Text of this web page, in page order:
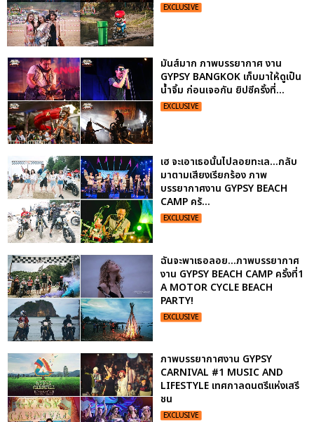
EXCLUSIVE
มันส์มาก ภาพบรรยากาศ งาน
GYPSY BANGKOK เก็บมาให้ดูเป็น
น้ำจิ้ม ก่อนเจอกัน ยิปซีครั้งที่...
EXCLUSIVE
เฮ จะเอาเธอนั้นไปลอยทะเล...กลับ
มาตามเสียงเรียกร้อง ภาพ
บรรยากาศงาน GYPSY BEACH
CAMP ครั...
EXCLUSIVE
ฉันจะพาเธอลอย...ภาพบรรยากาศ
งาน GYPSY BEACH CAMP ครั้งที่1
A MOTOR CYCLE BEACH
PARTY!
EXCLUSIVE
ภาพบรรยากาศงาน GYPSY
CARNIVAL #1 MUSIC AND
LIFESTYLE เทศกาลดนตรีแห่งเสรี
ชน
EXCLUSIVE